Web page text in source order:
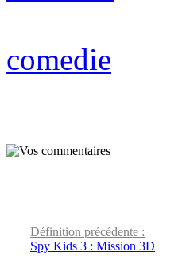
comedie
Définition précédente :
Spy Kids 3 : Mission 3D